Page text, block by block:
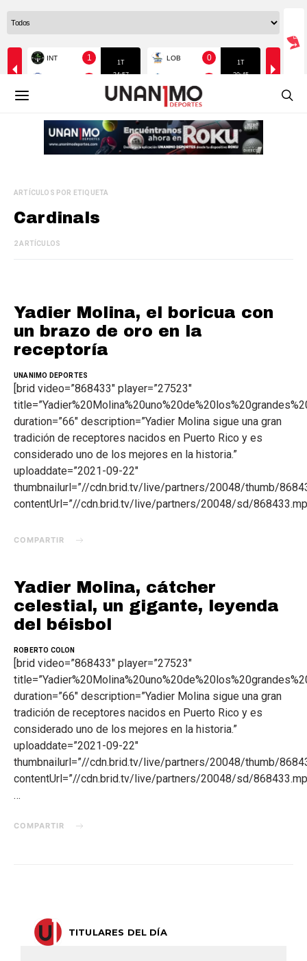
ARTÍCULOS POR ETIQUETA
Cardinals
2 ARTÍCULOS
Yadier Molina, el boricua con
un brazo de oro en la
receptoría
UNANIMO DEPORTES
[brid video=”868433″ player=”27523″
duration=”66″ description=”Yadier Molina sigue una gran
tradición de receptores nacidos en Puerto Rico y es
considerado uno de los mejores en la historia.”
uploaddate=”2021-09-22″
thumbnailurl=”//cdn.brid.tv/live/partners/20048/thumb/
contentUrl=”//cdn.brid.tv/live/partners/20048/sd/
COMPARTIR
Yadier Molina, cátcher
celestial, un gigante, leyenda
del béisbol
ROBERTO COLON
[brid video=”868433″ player=”27523″
duration=”66″ description=”Yadier Molina sigue una gran
tradición de receptores nacidos en Puerto Rico y es
considerado uno de los mejores en la historia.”
uploaddate=”2021-09-22″
thumbnailurl=”//cdn.brid.tv/live/partners/20048/thumb/
contentUrl=”//cdn.brid.tv/live/partners/20048/sd/
…
COMPARTIR
TITULARES DEL DÍA